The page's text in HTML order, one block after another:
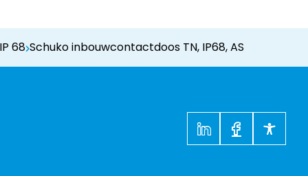
68 Schuko inbouwcontactdoos TN, IP68, AS